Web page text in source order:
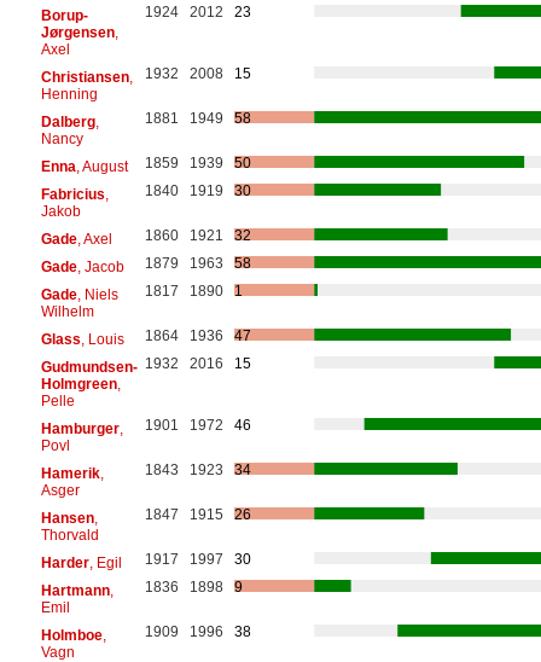
Borup-
Jørgensen,
Axel
1924 2012 23
Christiansen,
Henning
1932 2008 15
Dalberg,
Nancy
1881 1949 58
Enna , August 1859 1939
50
Fabricius
Jakob
1840 1919 30
Gade, Axel 1860 1921
32
Gade, Jacob 1879 1963
58
Gade, Niels
Wilhelm
1817 1890 1
Glass , Louis 1864 1936
47
Gudmundsen-
Holmgreen,
Pelle
1932 2016 15
Hamburger,
Povl
1901 1972 46
Hamerik,
Asger
1843 1923 34
Hansen,
Thorvald
1847 1915 26
Harder, Egil 1917 1997
30
Hartmann,
Emil
1836 1898 9
Holmboe,
Vagn
1909 1996 38